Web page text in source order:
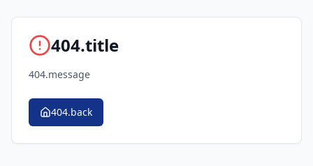
404.title
404.message
404.back